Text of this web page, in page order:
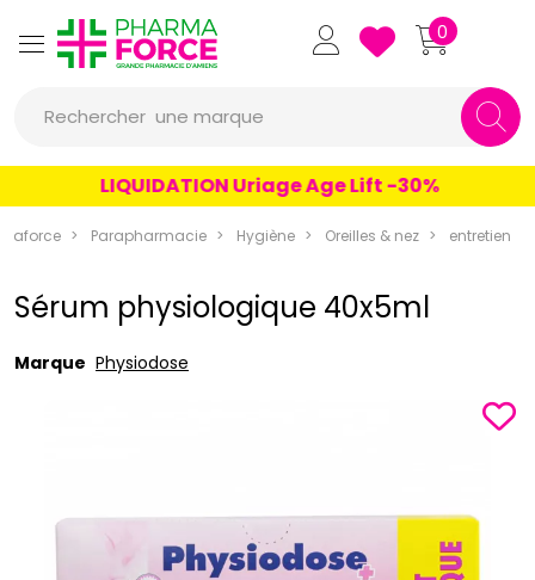
Pharmaforce Grande Pharmacie
0
Rechercher une marque
un conseil
un produit
LIQUIDATION Uriage Age Lift -30%
Parapharmacie Hygiène Oreilles & nez entretien
Sérum physiologique 40x5ml
Marque Physiodose